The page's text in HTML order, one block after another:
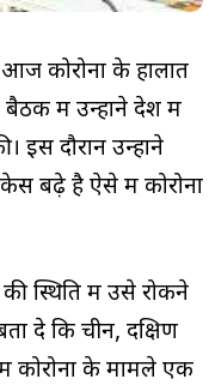
आज कोरोना के हालात
में उन्होंने देश में
इस दौरान उन्होंने
बढ़े है ऐसे में कोरोना
स्थिति में उसे रोकने
दे कि चीन, दक्षिण
कोरोना के मामले एक